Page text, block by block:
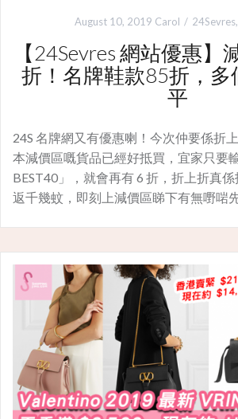
August 10, 2019 Carol 24Sevres,
【24Sevres 網站優惠】
折！名牌鞋款85折，多
平
24S 名牌網又有優惠喇！今次仲要係折
本減價區嘅貨品已經好抵買，宜家只要
BEST40」，就會再有 6 折，折上折真
返千幾蚊，即刻上減價區睇下有無嘢啱